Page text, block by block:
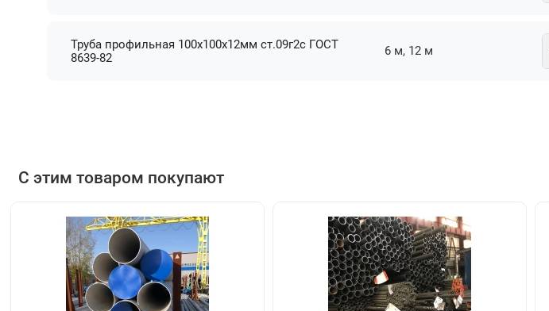
Труба профильная 100х100х12мм ст.09г2с ГОСТ
8639-82
6 м, 12 м
С этим товаром покупают